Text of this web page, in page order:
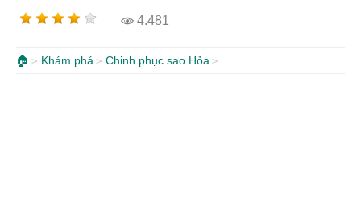
4.481
🏠 Khám phá Chinh phục sao Hỏa